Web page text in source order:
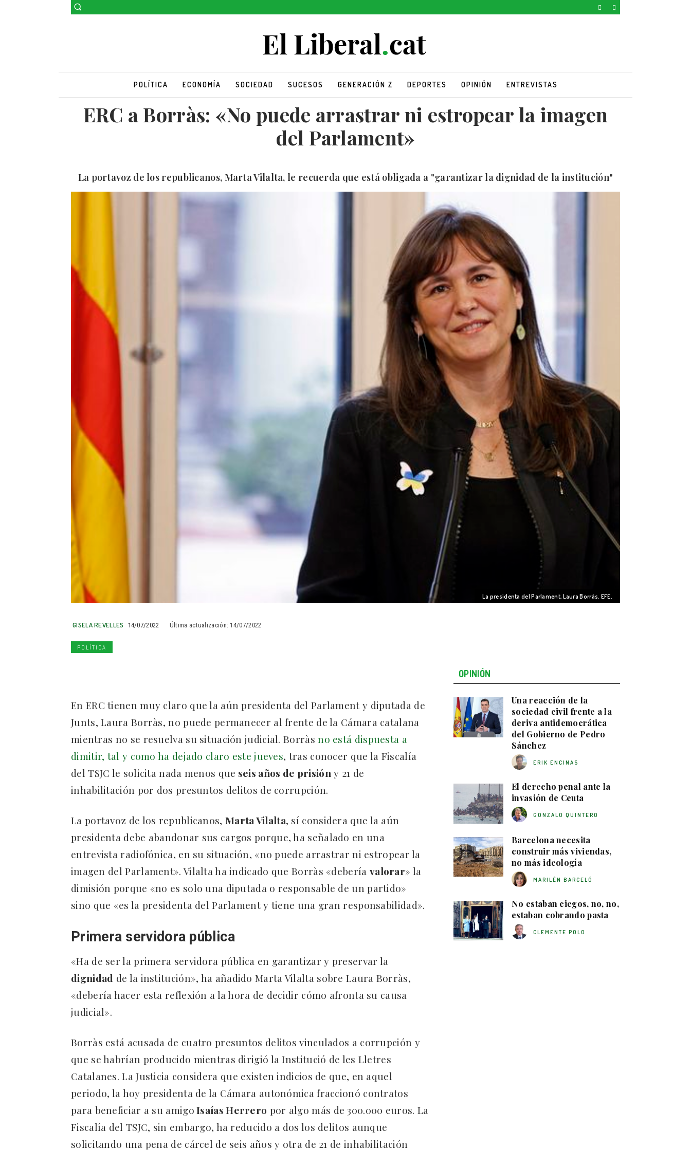
POLÍTICA ECONOMÍA SOCIEDAD SUCESOS GENERACIÓN Z DEPORTES OPINIÓN ENTREVISTAS
ERC a Borràs: «No puede arrastrar ni estropear la imagen
del Parlament»
La portavoz de los republicanos, Marta Vilalta, le recuerda que está obligada a "garantizar la dignidad de la institución"
La presidenta del Parlament, Laura Borràs. EFE.
GISELA REVELLES 14/07/2022 Última actualización: 14/07/2022
POLÍTICA
En ERC tienen muy claro que la aún presidenta del Parlament y diputada de
Junts, Laura Borràs, no puede permanecer al frente de la Cámara catalana
mientras no se resuelva su situación judicial. Borràsno está dispuesta a
dimitir, tal y como ha dejado claro este jueves, tras conocer que la Fiscalía
del TSJC le solicita nada menos que seis años de prisión y 21 de
inhabilitación por dos presuntos delitos de corrupción.
La portavoz de los republicanos, Marta Vilalta, sí considera que la aún
presidenta debe abandonar sus cargos porque, ha señalado en una
entrevista radiofónica, en su situación, «no puede arrastrar ni estropear la
imagen del Parlament». Vilalta ha indicado que Borràs «debería valorar» la
dimisión porque «no es solo una diputada o responsable de un partido»
sino que «es la presidenta del Parlament y tiene una gran responsabilidad».
Primera servidora pública
«Ha de ser la primera servidora pública en garantizar y preservar la
dignidad de la institución», ha añadido Marta Vilalta sobre Laura Borràs,
«debería hacer esta reflexión a la hora de decidir cómo afronta su causa
judicial».
Borràs está acusada de cuatro presuntos delitos vinculados a corrupción y
que se habrían producido mientras dirigió la Institució de les Lletres
Catalanes. La Justicia considera que existen indicios de que, en aquel
periodo, la hoy presidenta de la Cámara autonómica fraccionó contratos
para beneficiar a su amigoIsaías Herrero por algo más de 300.000 euros. La
Fiscalía del TSJC, sin embargo, ha reducido a dos los delitos aunque
solicitando una pena de cárcel de seis años y otra de 21 de inhabilitación
OPINIÓN
Una reacción de la
sociedad civil frente a la
deriva antidemocrática
del Gobierno de Pedro
Sánchez
ERIK ENCINAS
El derecho penal ante la
invasión de Ceuta
GONZALO QUINTERO
Barcelona necesita
construir más viviendas,
no más ideología
MARILÉN BARCELÓ
No estaban ciegos, no, no,
estaban cobrando pasta
CLEMENTE POLO